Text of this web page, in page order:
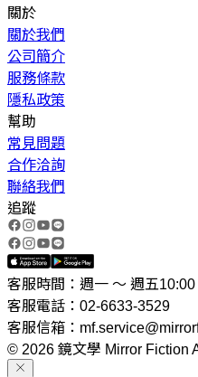
關於
關於我們
公司簡介
服務條款
隱私政策
幫助
常見問題
合作洽詢
聯絡我們
追蹤
客服時間：週一 ～ 週五10:00
客服電話：02-6633-3529
客服信箱：
© 2026 鏡文學 Mirror Fiction